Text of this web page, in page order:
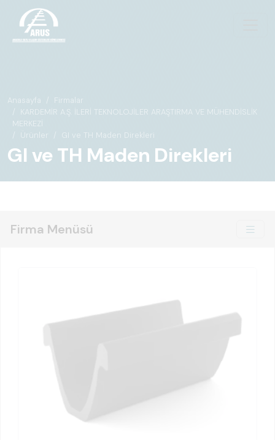
Anasayfa
Firmalar
KARDEMİR A.Ş. İLERİ TEKNOLOJİLER ARAŞTIRMA VE MÜHENDİSLİK
MERKEZİ
Ürünler
GI ve TH Maden Direkleri
GI ve TH Maden Direkleri
Firma Menüsü